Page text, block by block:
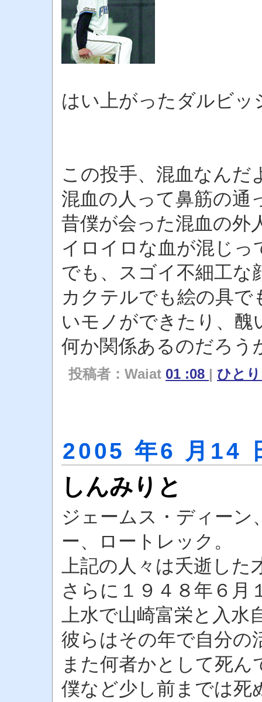
はい上がったダルビッ
この投手、混血なんだ
混血の人って鼻筋の通
昔僕が会った混血の外
イロイロな血が混じっ
でも、スゴイ不細工な
カクテルでも絵の具
いモノができたり、
何か関係あるのだろう
投稿者：Waiat 01 :08 | ひと
2005 年6 月14
しんみりと
ジェームス・ディー
ー、ロートレック。
上記の人々は夭逝した
さらに１９４８年６
上水で山崎富栄と入水
彼らはその年で自分の
また何者かとして死ん
僕など少し前までは死